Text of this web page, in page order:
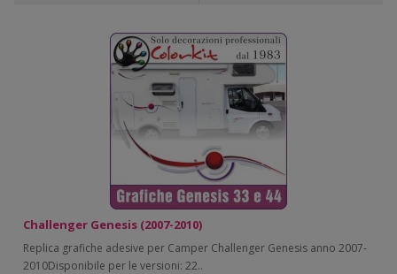
Challenger Genesis (2007-2010)
Replica grafiche adesive per Camper Challenger Genesis anno 2007-
2010Disponibile per le versioni: 22..